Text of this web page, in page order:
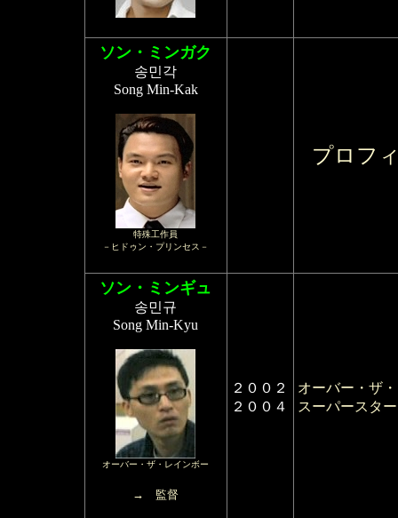
ソン・ミンガク
송민각
Song Min-Kak
特殊工作員
－ヒドゥン・プリンセス－
プロフ
ソン・ミンギュ
송민규
Song Min-Kyu
オーバー・ザ・レインボー
→ 監督
２００２
２００４
オーバー・ザ
スーパースタ